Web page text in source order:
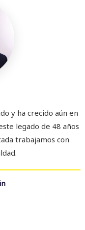
y ha crecido aún en
legado de 48 años
trabajamos con